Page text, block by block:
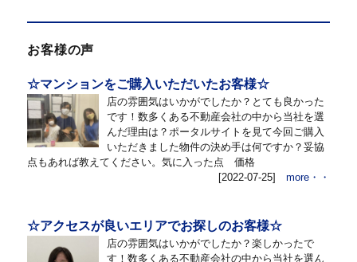
お客様の声
☆マンションをご購入いただいたお客様☆
店の雰囲気はいかがでしたか？とても良かった
です！数多くある不動産会社の中から当社を選
んだ理由は？ポータルサイトを見て今回ご購入
いただきました物件の決め手は何ですか？妥協
点もあれば教えてください。気に入った点 価格
[2022-07-25] more・・
☆アクセスが良いエリアでお探しのお客様☆
店の雰囲気はいかがでしたか？楽しかったで
す！数多くある不動産会社の中から当社を選ん